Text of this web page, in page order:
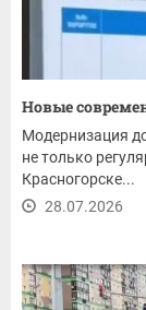
Новые
Модернизация
не только
Красногорске...
28.07.2026